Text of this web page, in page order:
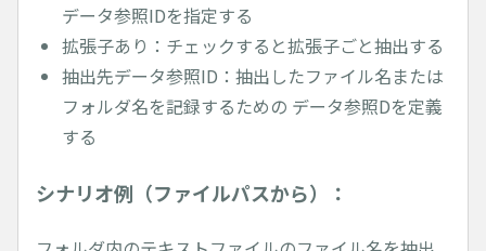
データ参照IDを指定する
拡張子あり：チェックすると拡張子ごと抽出する
抽出先データ参照ID：抽出したファイル名または
フォルダ名を記録するための データ参照Dを定義
する
シナリオ例（ファイルパスから）：